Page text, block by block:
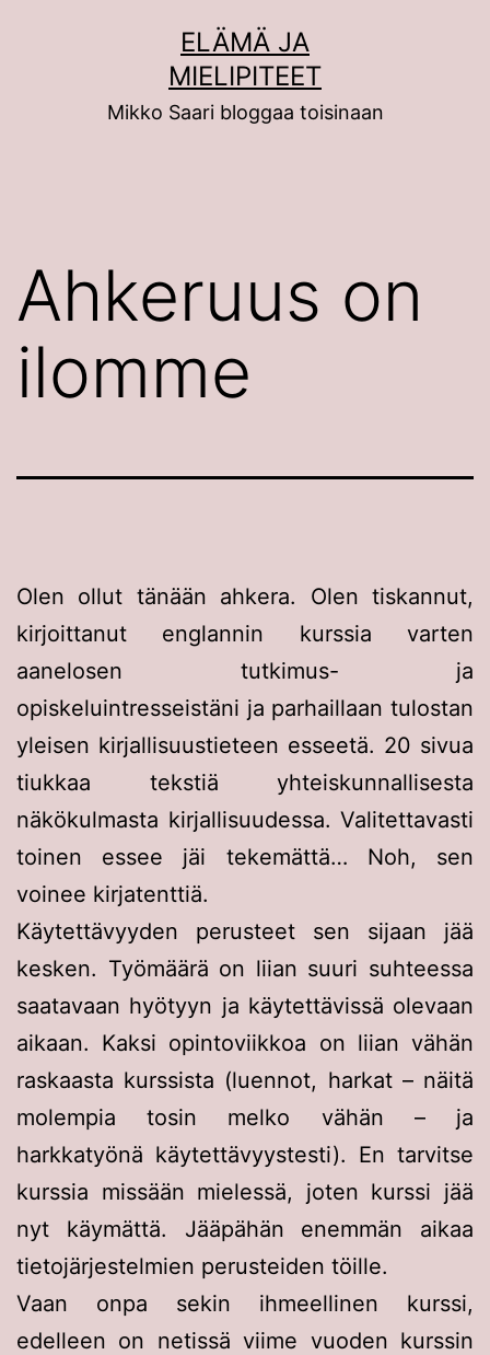
ELÄMÄ JA
MIELIPITEET
Mikko Saari bloggaa toisinaan
Ahkeruus on
ilomme
Olen ollut tänään ahkera. Olen tiskannut,
kirjoittanut englannin kurssia varten
aanelosen tutkimus- ja
opiskeluintresseistäni ja parhaillaan tulostan
yleisen kirjallisuustieteen esseetä. 20 sivua
tiukkaa tekstiä yhteiskunnallisesta
näkökulmasta kirjallisuudessa. Valitettavasti
toinen essee jäi tekemättä… Noh, sen
voinee kirjatenttiä.
Käytettävyyden perusteet sen sijaan jää
kesken. Työmäärä on liian suuri suhteessa
saatavaan hyötyyn ja käytettävissä olevaan
aikaan. Kaksi opintoviikkoa on liian vähän
raskaasta kurssista (luennot, harkat – näitä
molempia tosin melko vähän – ja
harkkatyönä käytettävyystesti). En tarvitse
kurssia missään mielessä, joten kurssi jää
nyt käymättä. Jääpähän enemmän aikaa
tietojärjestelmien perusteiden töille.
Vaan onpa sekin ihmeellinen kurssi,
edelleen on netissä viime vuoden kurssin